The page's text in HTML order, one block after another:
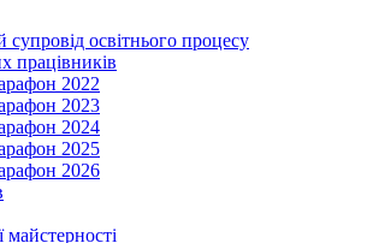
освітнього процесу
працівників
2022
2023
2024
2025
2026